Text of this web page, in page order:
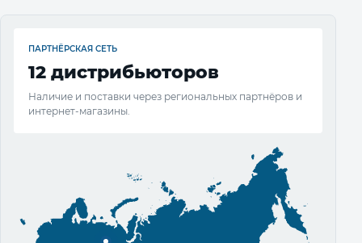
ПАРТНЁРСКАЯ СЕТЬ
12 дистрибьюторов
Наличие и поставки через региональных партнёров и
интернет-магазины.